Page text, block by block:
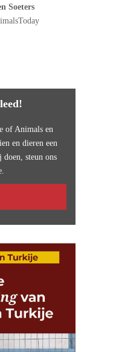
Soeters
of Animals en
en dieren een
doen, steun ons